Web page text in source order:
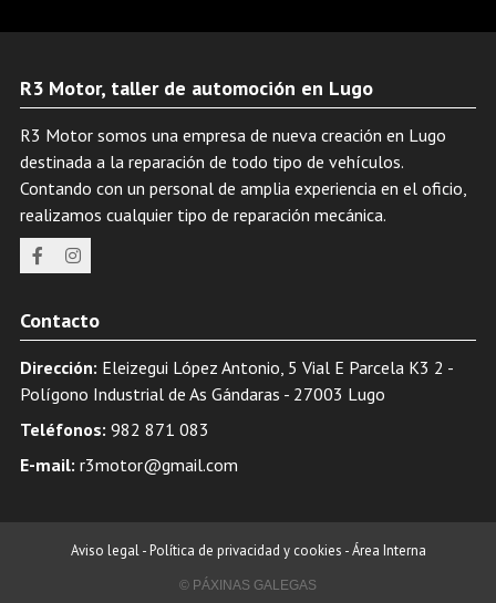
R3 Motor, taller de automoción en Lugo
R3 Motor somos una empresa de nueva creación en Lugo
destinada a la reparación de todo tipo de vehículos.
Contando con un personal de amplia experiencia en el oficio,
realizamos cualquier tipo de reparación mecánica.
Contacto
Dirección: Eleizegui López Antonio, 5 Vial E Parcela K3 2 -
Polígono Industrial de As Gándaras - 27003 Lugo
Teléfonos: 982 871 083
E-mail: r3motor@gmail.com
Aviso legal-Política de privacidad y cookies -Área Interna
© PÁXINAS GALEGAS